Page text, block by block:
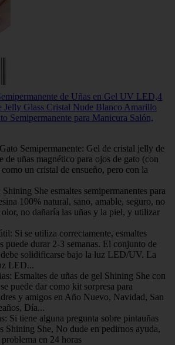
de Uñas en Gel UV LED,4
Jelly Glass Cristal Nude Blanco Amarillo
Semipermanente para Manicura Salón,
Semipermanente: Gel de cristal jelly de
de uñas magnético para ojos de gato (con
un cristal de ensueño, pero con la
She esmaltes semipermanentes para
100% natural, sano, amable, seguro, no
no dañaría las uñas y la piel, y utilizar
Si se utiliza correctamente, esmaltes
puede durar 2-3 semanas. El conjunto de
debe solidificarse bajo la luz LED/UV. La
LED...
Esmaltes de uñas de gel Shining She con
puede dar como kit sorpresa para
y amigos en Año Nuevo, Navidad, San
Día...
Si tiene alguna pregunta sobre pintauñas
Shining She, No dude en pedirnos ayuda,
en 24 horas